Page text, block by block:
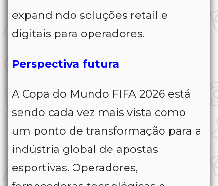
expandindo soluções retail e
digitais para operadores.
Perspectiva futura
A Copa do Mundo FIFA 2026 está
sendo cada vez mais vista como
um ponto de transformação para a
indústria global de apostas
esportivas. Operadores,